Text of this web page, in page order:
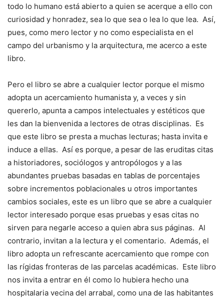
todo lo humano está abierto a quien se acerque a ello con
curiosidad y honradez, sea lo que sea o lea lo que lea. Así,
pues, como mero lector y no como especialista en el
campo del urbanismo y la arquitectura, me acerco a este
libro.
Pero el libro se abre a cualquier lector porque el mismo
adopta un acercamiento humanista y, a veces y sin
quererlo, apunta a campos intelectuales y estéticos que
les dan la bienvenida a lectores de otras disciplinas. Es
que este libro se presta a muchas lecturas; hasta invita e
induce a ellas. Así es porque, a pesar de las eruditas citas
a historiadores, sociólogos y antropólogos y a las
abundantes pruebas basadas en tablas de porcentajes
sobre incrementos poblacionales u otros importantes
cambios sociales, este es un libro que se abre a cualquier
lector interesado porque esas pruebas y esas citas no
sirven para negarle acceso a quien abra sus páginas. Al
contrario, invitan a la lectura y el comentario. Además, el
libro adopta un refrescante acercamiento que rompe con
las rígidas fronteras de las parcelas académicas. Este libro
nos invita a entrar en él como lo hubiera hecho una
hospitalaria vecina del arrabal, como una de las habitantes